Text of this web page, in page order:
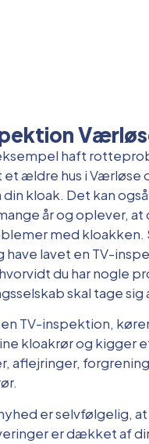
haft
et ældre hus i Værløse
kloak. Det kan
år og oplever, at
med kloakken.
lavet en TV-
du har nogle
skal tage sig
en TV-inspektion,
kloakrør og kigger
aflejringer,
er selvfølgelig,
er dækket af